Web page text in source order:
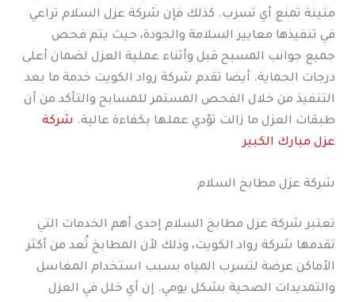
متينة تمنع أي تسرب. كذلك فإن شركة عزل السلام تراعي
في تنفيذها معايير السلامة والجودة، حيث يتم فحص
جميع جوانب المسبح قبل وأثناء عملية العزل لضمان أعلى
درجات الحماية. أيضا تقدم شركة رواد الكويت خدمة ما بعد
التنفيذ من خلال الفحص المستمر للمسابح والتأكد من أن
طبقات العزل ما زالت تؤدي عملها بكفاءة عالية. شركة
عزل مبارك الكبير
شركة عزل مطابخ السلام
تعتبر شركة عزل مطابخ السلام إحدى أهم الخدمات التي
تقدمها شركة رواد الكويت، وذلك لأن المطابخ تُعد من أكثر
الأماكن عرضة لتسرب المياه بسبب استخدام المغاسل
والتمديدات الصحية بشكل يومي. إن أي خلل في العزل